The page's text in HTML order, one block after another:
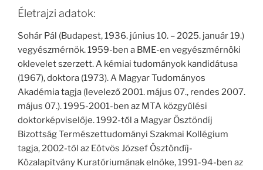
Életrajzi adatok:
Sohár Pál (Budapest, 1936. június 10. – 2025. január 19.)
vegyészmérnök. 1959-ben a BME-en vegyészmérnöki
oklevelet szerzett. A kémiai tudományok kandidátusa
(1967), doktora (1973). A Magyar Tudományos
Akadémia tagja (levelező 2001. május 07., rendes 2007.
május 07.). 1995-2001-ben az MTA közgyűlési
doktorképviselője. 1992-től a Magyar Ösztöndíj
Bizottság Természettudományi Szakmai Kollégium
tagja, 2002-től az Eötvös József Ösztöndíj-
Közalapítvány Kuratóriumának elnöke, 1991-94-ben az